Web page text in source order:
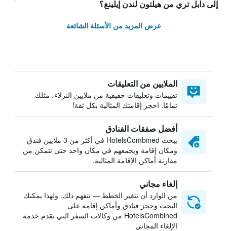
إلى دابل تري من هيلتون لندن إيلينغ؟
عرض المزيد من الأسئلة الشائعة
الملايين من التعليقات
تقييمات وتعليقات حقيقية من ملايين النزلاء، مثلك
تمامًا. احجز إقامتك المثالية بكل ثقة!
أفضل صفقات الفنادق
يبحث HotelsCombined في أكثر من 3 ملايين فندق
ومكان إقامة ويجمعهم في مكان واحد حتى تتمكن من
مقارنة أماكن الإقامة المثالية.
إلغاء مجاني
من الوارد أن تتغير الخطط — نتفهم ذلك. ولهذا يمكنك
البحث وحجز فنادق وأماكن إقامة على
HotelsCombined من وكالات السفر التي تقدم خدمة
الإلغاء المجاني